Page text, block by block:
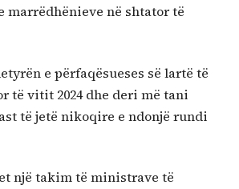
në shtator të
e përfaqësueses së lartë të
të vitit 2024 dhe deri më tani
të jetë nikoqire e ndonjë rundi
një takim të ministrave të